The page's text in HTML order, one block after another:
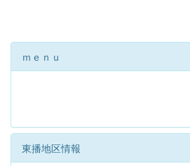
ｍｅｎｕ
東播地区情報